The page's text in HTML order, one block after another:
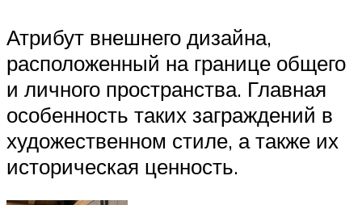
Атрибут внешнего дизайна,
расположенный на границе общего
и личного пространства. Главная
особенность таких заграждений в
художественном стиле, а также их
историческая ценность.